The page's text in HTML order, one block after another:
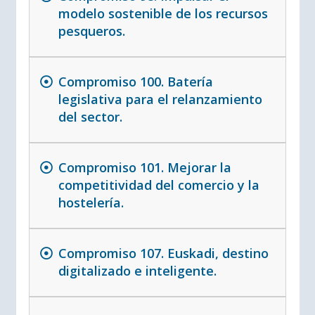
modelo sostenible de los recursos
pesqueros.
Compromiso 100. Batería
legislativa para el relanzamiento
del sector.
Compromiso 101. Mejorar la
competitividad del comercio y la
hostelería.
Compromiso 107. Euskadi, destino
digitalizado e inteligente.